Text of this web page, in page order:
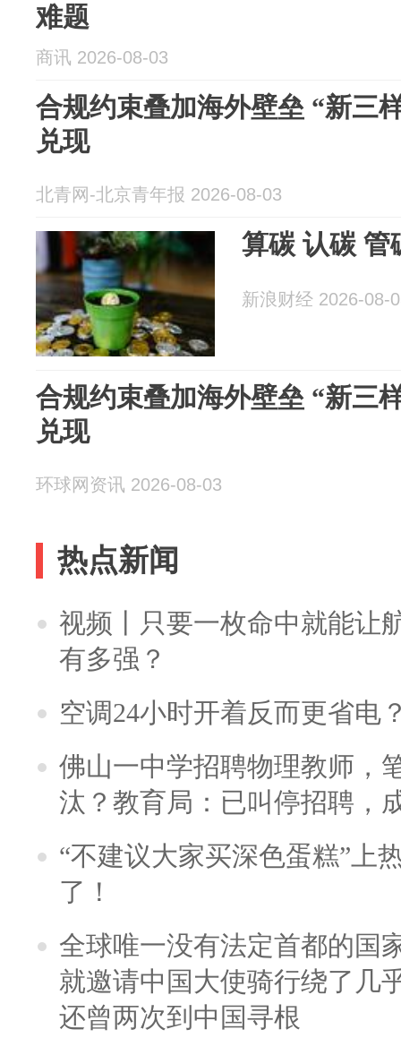
难题
商讯 2026-08-03
合规约束叠加海外壁垒 “新三
兑现
北青网-北京青年报 2026-08-03
算碳 认碳 管
新浪财经 2026-08-
合规约束叠加海外壁垒 “新三
兑现
环球网资讯 2026-08-03
热点新闻
视频丨只要一枚命中就能让
有多强？
空调24小时开着反而更省电
佛山一中学招聘物理教师，
汰？教育局：已叫停招聘，
“不建议大家买深色蛋糕”上
了！
全球唯一没有法定首都的国
就邀请中国大使骑行绕了几
还曾两次到中国寻根